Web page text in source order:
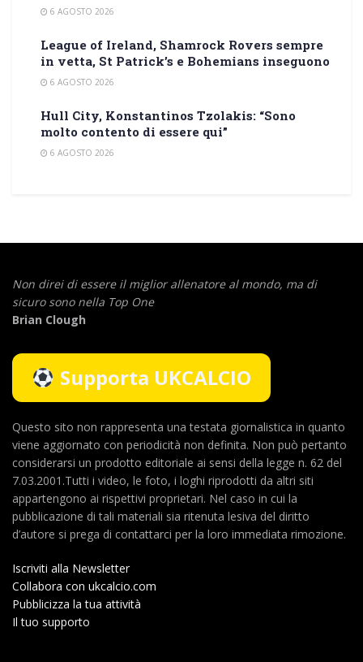
6 AGOSTO 2026
League of Ireland, Shamrock Rovers sempre
in vetta, St Patrick’s e Bohemians inseguono
6 AGOSTO 2026
Hull City, Konstantinos Tzolakis: “Sono
molto contento di essere qui”
6 AGOSTO 2026
Non direi di essere il miglior allenatore al mondo, ma di
sicuro sono nella Top One
Brian Clough
Supporta UKCALCIO
Questo sito non rappresenta una testata giornalistica in quanto
viene aggiornato con periodicità non definita. Non può pertanto
considerarsi un prodotto editoriale ai sensi della legge n. 62 del
7.03.2001.Tutti i video, le foto, i loghi riprodotti da altri siti
appartengono ai rispettivi proprietari. Nel caso in cui la
pubblicazione di tali materiali sia ritenuta lesiva del diritto
d’autore si prega di contattarci per la loro immediata rimozione.
Iscriviti alla Newsletter
Collabora con ukcalcio.com
Pubblicizza la tua attività
Il tuo supporto